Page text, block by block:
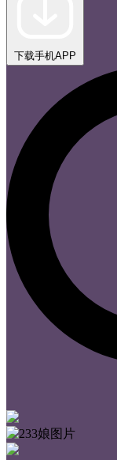
下载手机APP